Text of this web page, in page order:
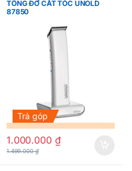
TÔNG ĐƠ CẮT TÓC UNOLD
87850
Trả góp
1.000.000 ₫
1.499.000₫